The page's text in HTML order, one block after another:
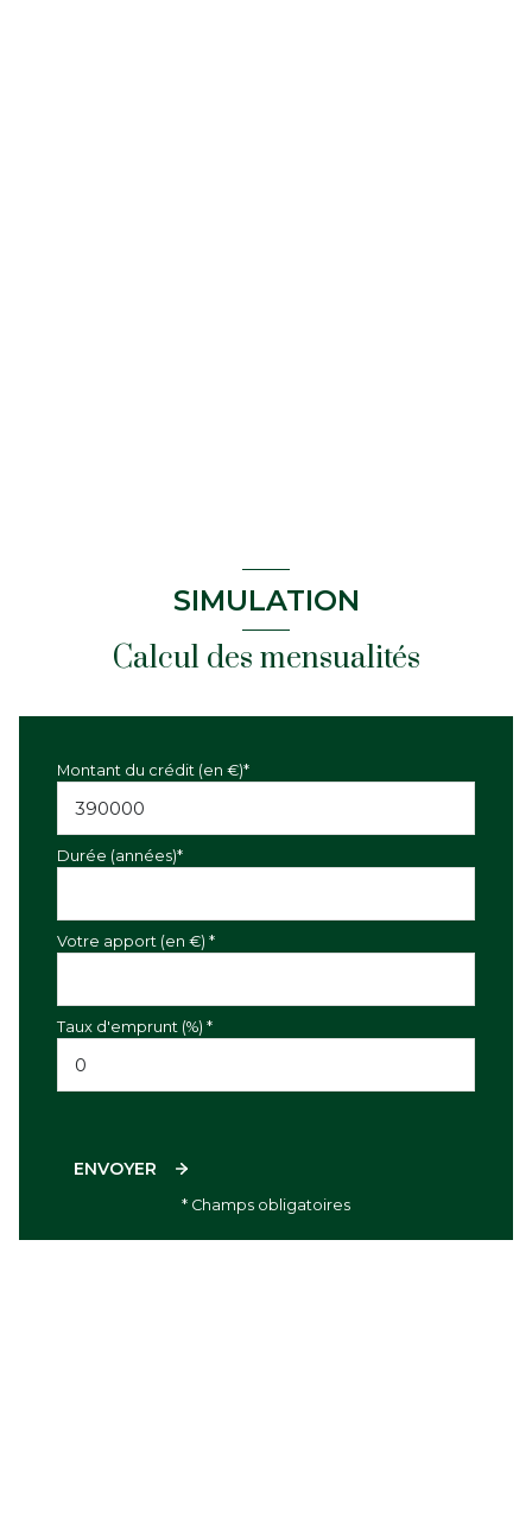
SIMULATION
Calcul des mensualités
Montant du crédit (en €)*
Durée (années)*
Votre apport (en €) *
Taux d'emprunt (%) *
ENVOYER
* Champs obligatoires